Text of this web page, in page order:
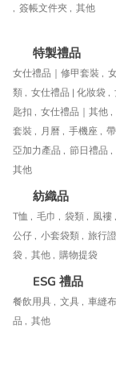
, 簽帳文件夾 , 其他
特製禮品
女仕禮品｜修甲套裝 ,
類 , 女仕禮品 | 化妝袋 ,
匙扣 , 女仕禮品｜其他 ,
套裝 , 月曆 , 手機座 ,
亞加力產品 , 節日禮品 ,
其他
紡織品
T恤 , 毛巾 , 袋類 , 風褸 ,
公仔 , 小套袋類 , 旅行
袋 , 其他 , 購物提袋
ESG 禮品
餐飲用具 , 文具 , 車縫
品 , 其他